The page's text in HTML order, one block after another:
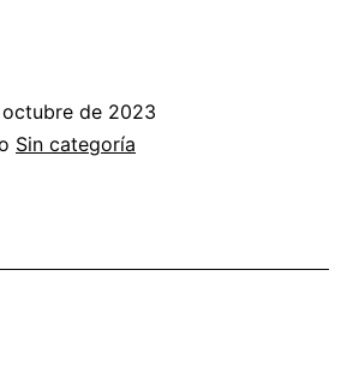
de 2023
Sin categoría